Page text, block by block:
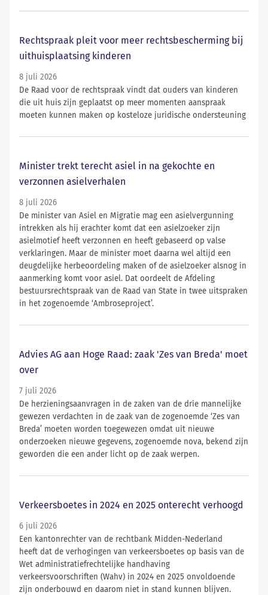
Rechtspraak pleit voor meer rechtsbescherming bij
uithuisplaatsing kinderen
8 juli 2026
De Raad voor de rechtspraak vindt dat ouders van kinderen
die uit huis zijn geplaatst op meer momenten aanspraak
moeten kunnen maken op kosteloze juridische ondersteuning
Minister trekt terecht asiel in na gekochte en
verzonnen asielverhalen
8 juli 2026
De minister van Asiel en Migratie mag een asielvergunning
intrekken als hij erachter komt dat een asielzoeker zijn
asielmotief heeft verzonnen en heeft gebaseerd op valse
verklaringen. Maar de minister moet daarna wel altijd een
deugdelijke herbeoordeling maken of de asielzoeker alsnog in
aanmerking komt voor asiel. Dat oordeelt de Afdeling
bestuursrechtspraak van de Raad van State in twee uitspraken
in het zogenoemde ‘Ambroseproject’.
Advies AG aan Hoge Raad: zaak 'Zes van Breda' moet
over
7 juli 2026
De herzieningsaanvragen in de zaken van de drie mannelijke
gewezen verdachten in de zaak van de zogenoemde ‘Zes van
Breda’ moeten worden toegewezen omdat uit nieuwe
onderzoeken nieuwe gegevens, zogenoemde nova, bekend zijn
geworden die een ander licht op de zaak werpen.
Verkeersboetes in 2024 en 2025 onterecht verhoogd
6 juli 2026
Een kantonrechter van de rechtbank Midden-Nederland
heeft dat de verhogingen van verkeersboetes op basis van de
Wet administratiefrechtelijke handhaving
verkeersvoorschriften (Wahv) in 2024 en 2025 onvoldoende
zijn onderbouwd en daarom niet in stand kunnen blijven.